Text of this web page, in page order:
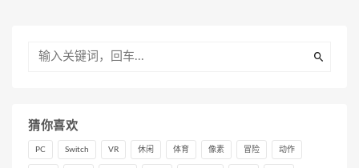
猜你喜欢
PC Switch VR 休闲 体育 像素 冒险 动作